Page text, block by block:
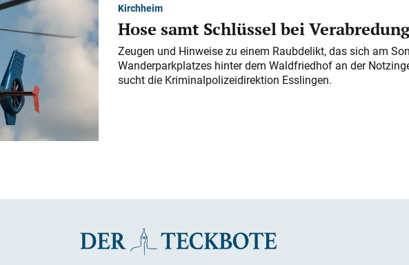
Kirchheim
Hose samt Schlüssel bei
Zeugen und Hinweise zu einem Raubdelikt, das sich am
Wanderparkplatzes hinter dem Waldfriedhof an der
sucht die Kriminalpolizeidirektion Esslingen.